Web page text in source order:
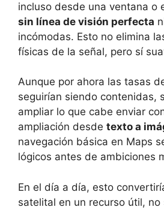
incluso desde una ventana o
sin línea de visión perfecta
incómodas. Esto no elimina
físicas de la señal, pero sí
Aunque por ahora las tasas
seguirían siendo contenidas,
ampliar lo que cabe enviar
ampliación desde texto a
navegación básica en Maps
lógicos antes de ambiciones
En el día a día, esto
satelital en un recurso útil,